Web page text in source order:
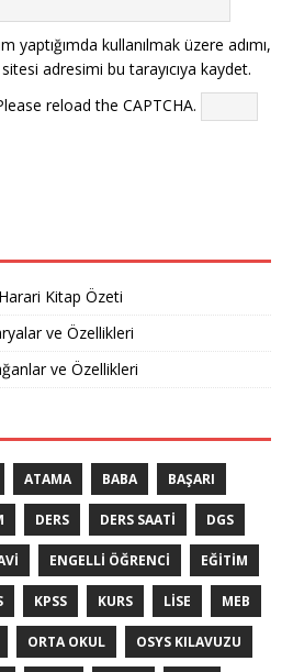
yaptığımda kullanılmak üzere adımı,
adresimi bu tarayıcıya kaydet.
reload the CAPTCHA.
Kitap Özeti
ve Özellikleri
ve Özellikleri
ATAMA BABA BAŞARI
DERS DERS SAATI DGS
ENGELLI ÖĞRENCI EĞITIM
KPSS KURS LISE MEB
ORTA OKUL OSYS KILAVUZU